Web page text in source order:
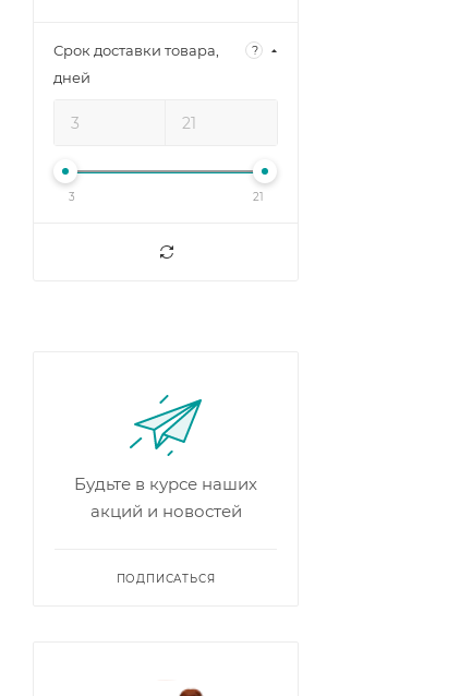
Срок доставки товара,
дней
?
3 21
Будьте в курсе наших
акций и новостей
ПОДПИСАТЬСЯ